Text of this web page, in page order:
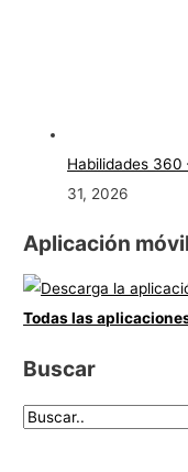
Habilidades 360
31, 2026
Aplicación
Todas las
Buscar